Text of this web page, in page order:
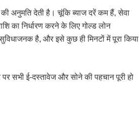
अनुमति देती है। चूंकि ब्याज दरें कम हैं, सेवा
का निर्धारण करने के लिए गोल्ड लोन
है, और इसे कुछ ही मिनटों में पूरा किया
सभी ई-दस्तावेज और सोने की पहचान पूरी हो